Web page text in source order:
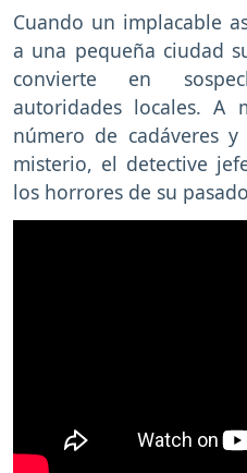
Cuando un implacable
a una pequeña ciudad
convierte en
autoridades locales. A
número de cadáveres
misterio, el detective
los horrores de su